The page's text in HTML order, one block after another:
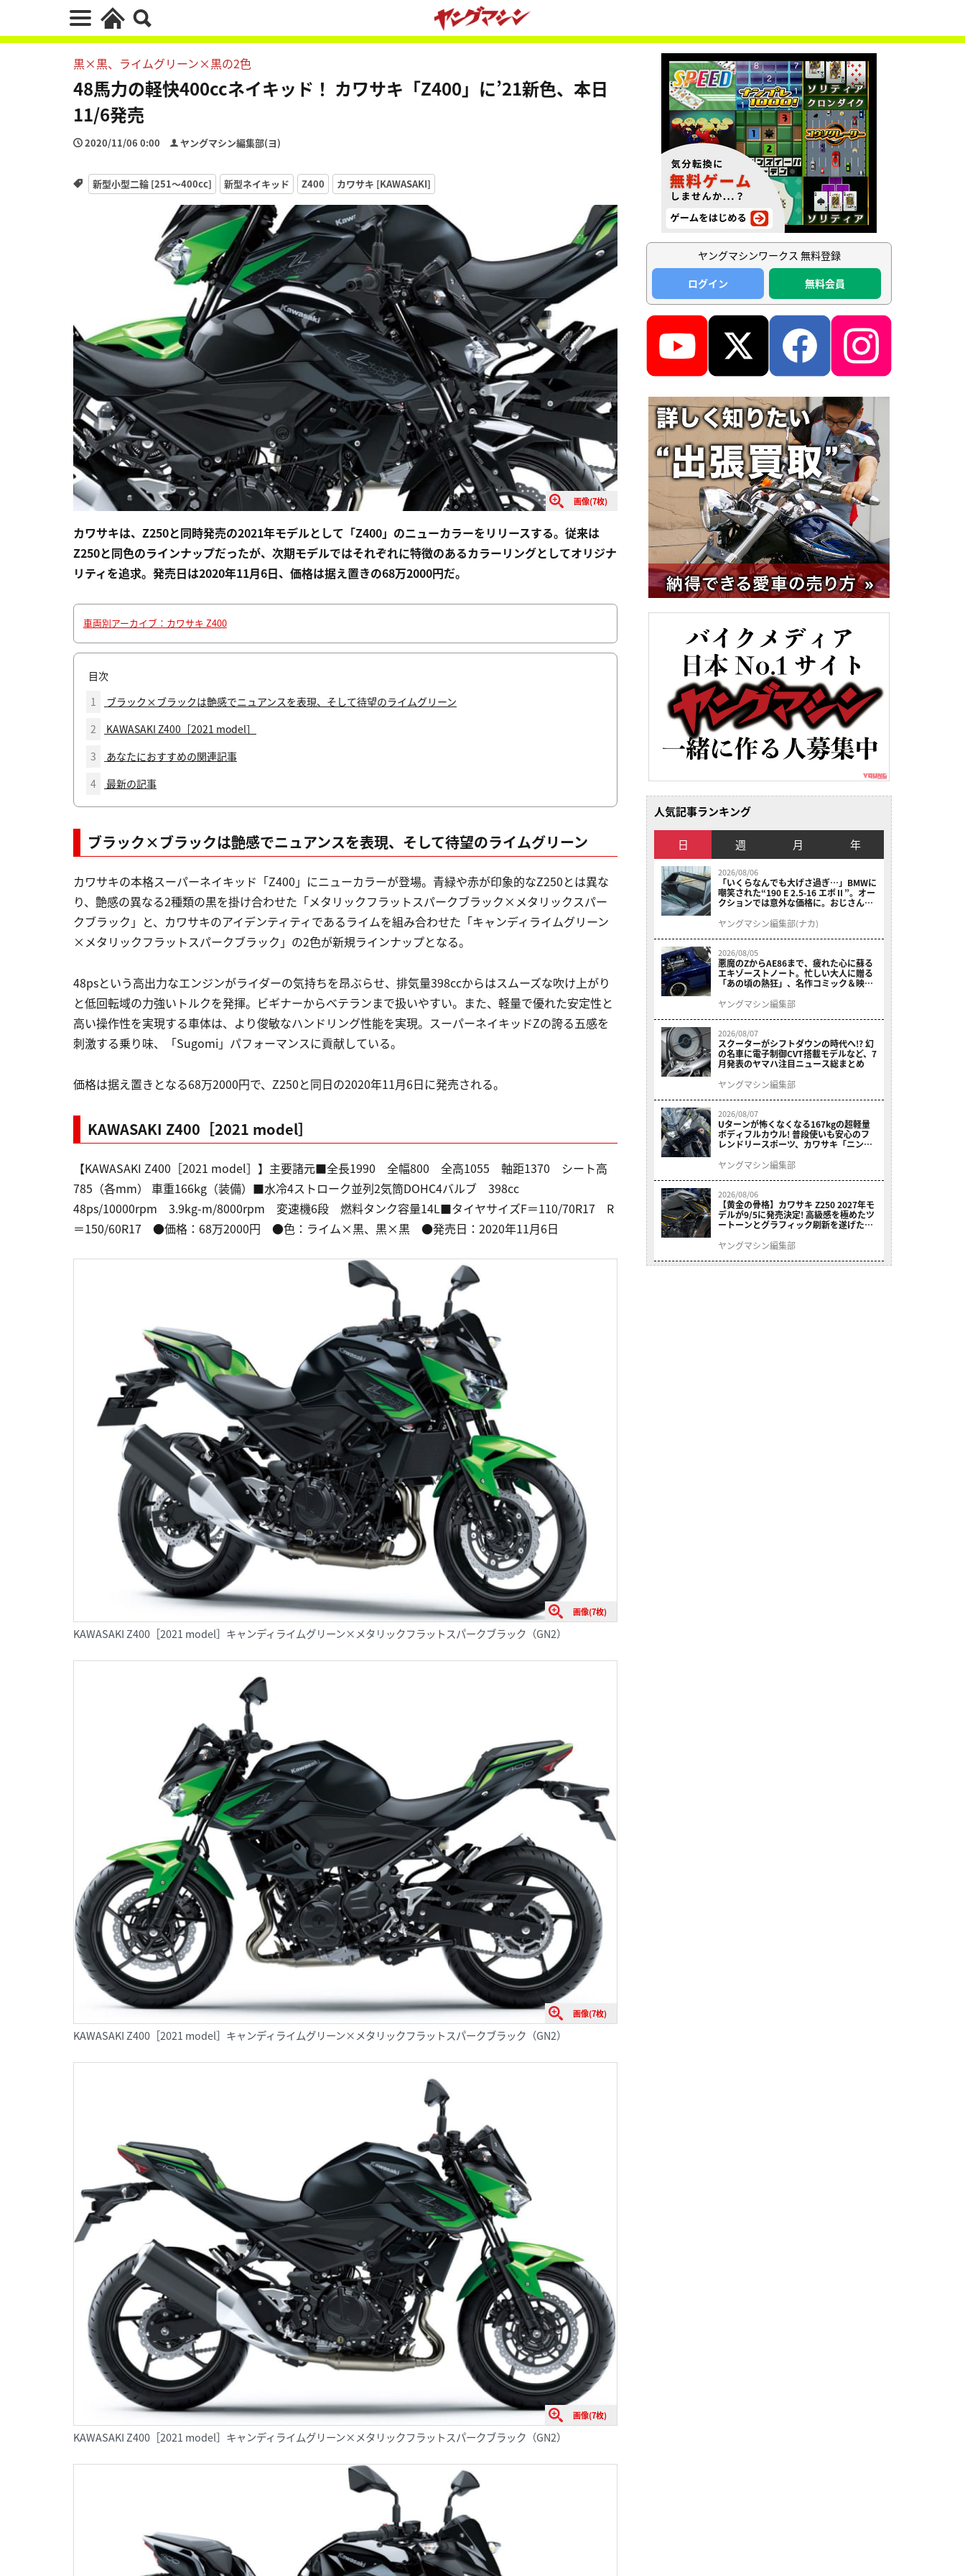
黒×黒、ライムグリーン×黒の2色
48馬力の軽快400ccネイキッド！ カワサキ「Z400」に’21新色、本日
11/6発売
2020/11/06 0:00 ヤングマシン編集部(ヨ)
新型小型二輪 [251〜400cc] 新型ネイキッド Z400 カワサキ [KAWASAKI]
画像(7枚)
カワサキは、Z250と同時発売の2021年モデルとして「Z400」のニューカラーをリリースする。従来は
Z250と同色のラインナップだったが、次期モデルではそれぞれに特徴のあるカラーリングとしてオリジナ
リティを追求。発売日は2020年11月6日、価格は据え置きの68万2000円だ。
車両別アーカイブ：カワサキ Z400
目次
1
ブラック×ブラックは艶感でニュアンスを表現、そして待望のライムグリーン
2
KAWASAKI Z400［2021 model］
3
あなたにおすすめの関連記事
4
最新の記事
ブラック×ブラックは艶感でニュアンスを表現、そして待望のライムグリーン
カワサキの本格スーパーネイキッド「Z400」にニューカラーが登場。青緑や赤が印象的なZ250とは異な
り、艶感の異なる2種類の黒を掛け合わせた「メタリックフラットスパークブラック×メタリックスパー
クブラック」と、カワサキのアイデンティティであるライムを組み合わせた「キャンディライムグリーン
×メタリックフラットスパークブラック」の2色が新規ラインナップとなる。
48psという高出力なエンジンがライダーの気持ちを昂ぶらせ、排気量398ccからはスムーズな吹け上がり
と低回転域の力強いトルクを発揮。ビギナーからベテランまで扱いやすい。また、軽量で優れた安定性と
高い操作性を実現する車体は、より俊敏なハンドリング性能を実現。スーパーネイキッドZの誇る五感を
刺激する乗り味、「Sugomi」パフォーマンスに貢献している。
価格は据え置きとなる68万2000円で、Z250と同日の2020年11月6日に発売される。
KAWASAKI Z400［2021 model］
【KAWASAKI Z400［2021 model］】主要諸元■全長1990 全幅800 全高1055 軸距1370 シート高
785（各mm） 車重166kg（装備）■水冷4ストローク並列2気筒DOHC4バルブ 398cc
48ps/10000rpm 3.9kg-m/8000rpm 変速機6段 燃料タンク容量14L■タイヤサイズF＝110/70R17 R
＝150/60R17 ●価格：68万2000円 ●色：ライム×黒、黒×黒 ●発売日：2020年11月6日
画像(7枚)
KAWASAKI Z400［2021 model］キャンディライムグリーン×メタリックフラットスパークブラック（GN2）
画像(7枚)
KAWASAKI Z400［2021 model］キャンディライムグリーン×メタリックフラットスパークブラック（GN2）
画像(7枚)
KAWASAKI Z400［2021 model］キャンディライムグリーン×メタリックフラットスパークブラック（GN2）
ヤングマシンワークス 無料登録
ログイン
無料会員
人気記事ランキング
日 週 月 年
2026/08/06
「いくらなんでも大げさ過ぎ…」BMWに
嘲笑された“190 E 2.5-16 エボⅡ”。オー
クションでは意外な価格に。おじさん達
ヤングマシン編集部(ナカ)
2026/08/05
悪魔のZからAE86まで、疲れた心に蘇る
エキゾーストノート。忙しい大人に贈る
「あの頃の熱狂」、名作コミック＆映画
結！
ヤングマシン編集部
2026/08/07
スクーターがシフトダウンの時代へ!? 幻
の名車に電子制御CVT搭載モデルなど、7
月発表のヤマハ注目ニュース総まとめ
ヤングマシン編集部
2026/08/07
Uターンが怖くなくなる167kgの超軽量
ボディフルカウル! 普段使いも安心のフ
レンドリースポーツ、カワサキ「ニンジ
9/5発売
ヤングマシン編集部
2026/08/06
【黄金の骨格】カワサキ Z250 2027年モ
デルが9/5に発売決定! 高級感を極めたツ
ートーンとグラフィック刷新を遂げた本
ヤングマシン編集部